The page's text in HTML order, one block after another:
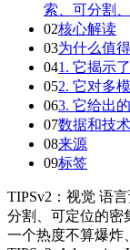
索、可分割
02核心解读
03为什么值
041. 它揭示
052. 它对多
063. 它给出
07数据和技
08来源
09标签
TIPSv2：视觉 语
分割、可定位的密
一个热度不算爆炸